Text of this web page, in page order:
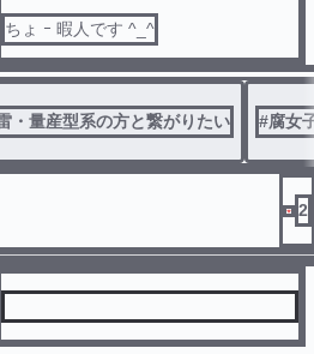
ちょ ｰ 暇人です ‎^_^
・量産型系の方と繋がりたい #腐女
2